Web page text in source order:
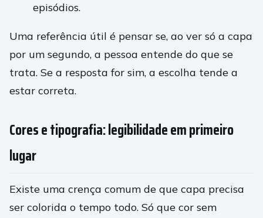
episódios.
Uma referência útil é pensar se, ao ver só a capa
por um segundo, a pessoa entende do que se
trata. Se a resposta for sim, a escolha tende a
estar correta.
Cores e tipografia: legibilidade em primeiro
lugar
Existe uma crença comum de que capa precisa
ser colorida o tempo todo. Só que cor sem